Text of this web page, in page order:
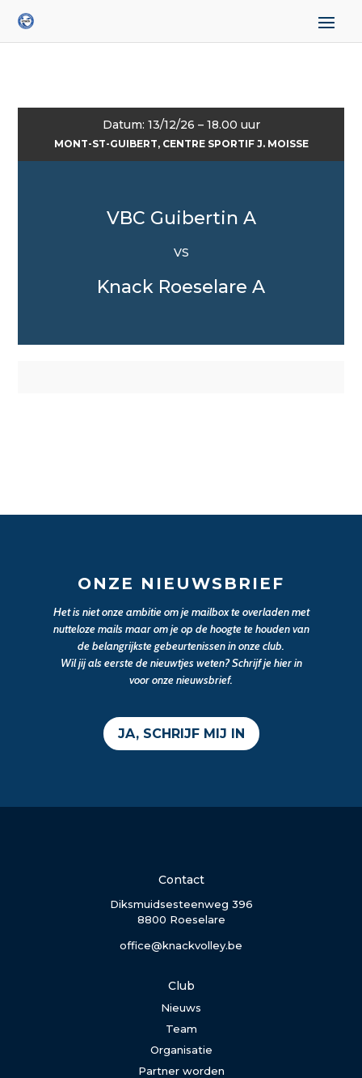
Datum: 13/12/26 – 18.00 uur
MONT-ST-GUIBERT, CENTRE SPORTIF J. MOISSE
VBC Guibertin A
VS
Knack Roeselare A
ONZE NIEUWSBRIEF
Het is niet onze ambitie om je mailbox te overladen met
nutteloze mails maar om je op de hoogte te houden van
de belangrijkste gebeurtenissen in onze club.
Wil jij als eerste de nieuwtjes weten? Schrijf je hier in
voor onze nieuwsbrief.
JA, SCHRIJF MIJ IN
Contact
Diksmuidsesteenweg 396
8800 Roeselare
office@knackvolley.be
Club
Nieuws
Team
Organisatie
Partner worden